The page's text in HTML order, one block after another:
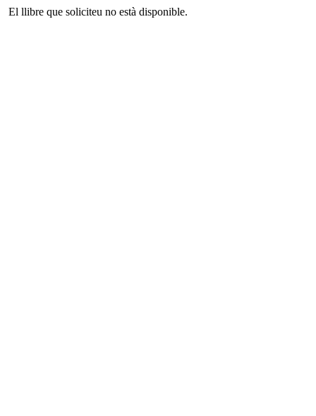
El llibre que soliciteu no està disponible.